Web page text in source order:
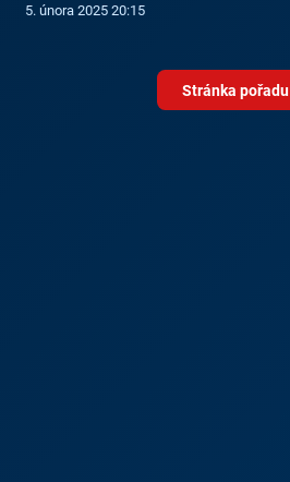
5. února 2025 20:15
Stránka pořadu